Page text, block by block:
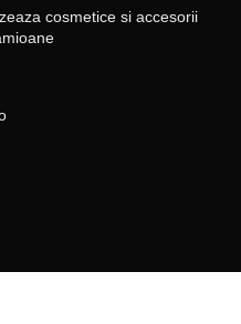
cosmetice si accesorii